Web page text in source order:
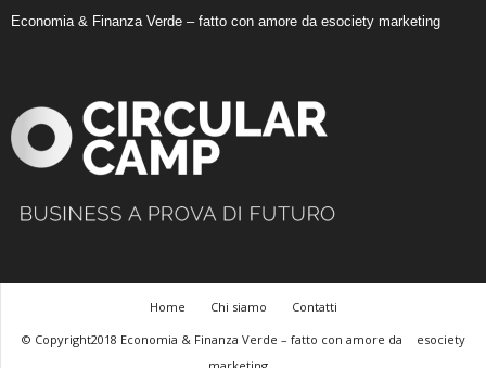
Economia & Finanza Verde – fatto con amore da esociety marketing
Home Chi siamo
Contatti
© Copyright2018 Economia & Finanza Verde – fatto con amore da
esociety